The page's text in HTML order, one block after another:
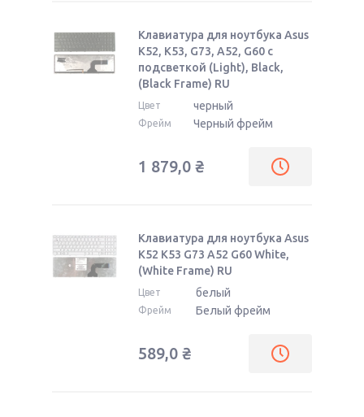
Клавиатура для ноутбука Asus
K52, K53, G73, A52, G60 с
подсветкой (Light), Black,
(Black Frame) RU
Цвет черный
Фрейм Черный фрейм
1 879,0 ₴
Клавиатура для ноутбука Asus
K52 K53 G73 A52 G60 White,
(White Frame) RU
Цвет белый
Фрейм Белый фрейм
589,0 ₴